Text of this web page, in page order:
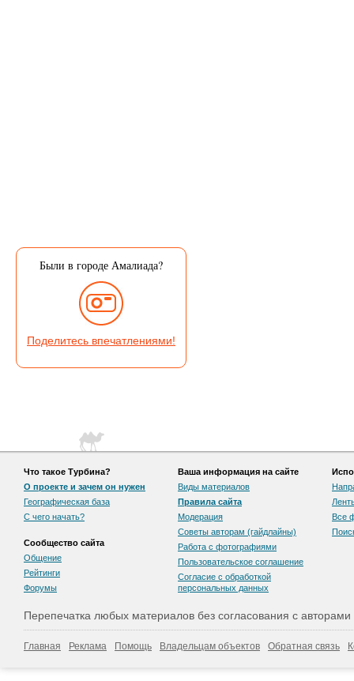
Были в городе Амалиада?
Поделитесь впечатлениями!
Что такое Турбина?
О проекте и зачем он нужен
Географическая база
С чего начать?
Сообщество сайта
Общение
Рейтинги
Форумы
Ваша информация на сайте
Виды материалов
Правила сайта
Модерация
Советы авторам (гайдлайны)
Работа с фотографиями
Пользовательскоe соглашение
Согласие с обработкой
персональных данных
Все
Перепечатка любых материалов без согласования с
Главная Реклама Помощь Владельцам объектов Обратная связь